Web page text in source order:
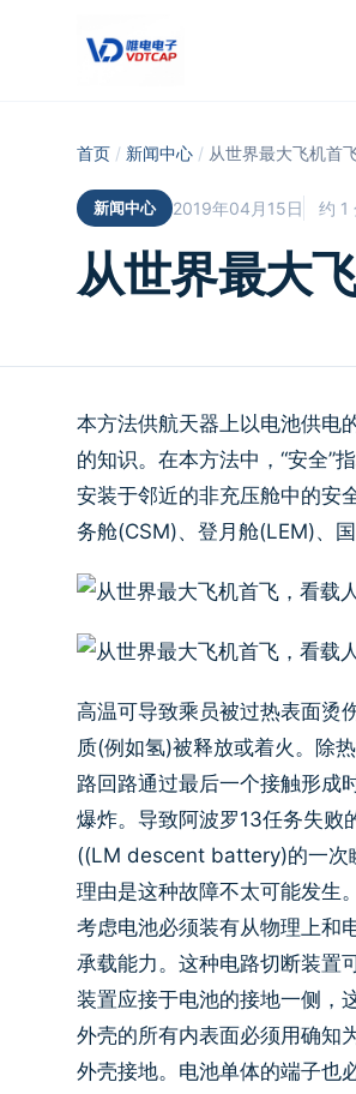
首页 / 新闻中心 / 从世界最大飞机首
新闻中心 2019年04月15日 约 1
从世界最大
本方法供航天器上以电池供电
的知识。在本方法中，“安全”
安装于邻近的非充压舱中的安
务舱(CSM)、登月舱(LEM)、
高温可导致乘员被过热表面烫
质(例如氢)被释放或着火。除
路回路通过最后一个接触形成
爆炸。导致阿波罗13任务失
((LM descent battery)的一次
理由是这种故障不太可能发生
考虑电池必须装有从物理上和
承载能力。这种电路切断装置
装置应接于电池的接地一侧，
外壳的所有内表面必须用确知
外壳接地。电池单体的端子也